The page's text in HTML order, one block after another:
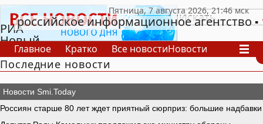
РИА
Новый
День
российское информационное агентство
Главное Кратко Все новостиНовости
В России
В мире
СпецпроектыПроекты Архив
Последние новости